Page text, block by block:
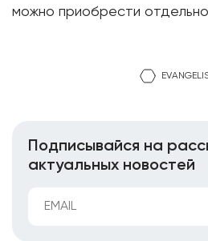
можно приобрести
Подписывайся на
актуальных новостей